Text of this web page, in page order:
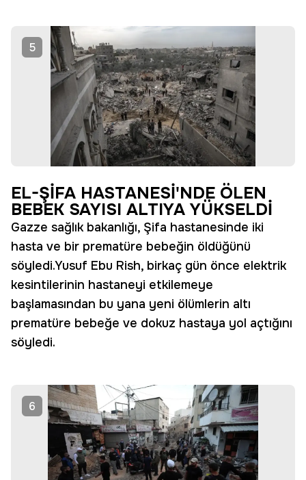
5
EL-ŞİFA HASTANESİ'NDE ÖLEN
BEBEK SAYISI ALTIYA YÜKSELDİ
Gazze sağlık bakanlığı, Şifa hastanesinde iki
hasta ve bir prematüre bebeğin öldüğünü
söyledi.Yusuf Ebu Rish, birkaç gün önce elektrik
kesintilerinin hastaneyi etkilemeye
başlamasından bu yana yeni ölümlerin altı
prematüre bebeğe ve dokuz hastaya yol açtığını
söyledi.
6